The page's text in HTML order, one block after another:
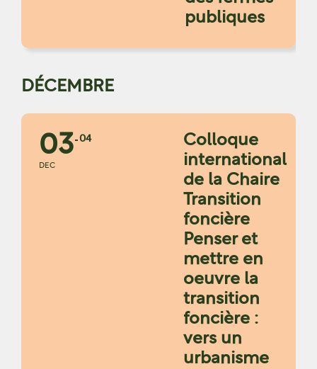
publiques
DÉCEMBRE
03
DEC
04
Colloque
international
de la Chaire
Transition
foncière
Penser et
mettre en
oeuvre la
transition
foncière :
vers un
urbanisme